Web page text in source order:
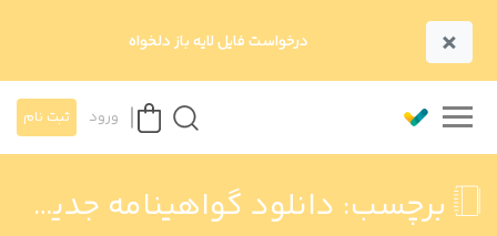
× درخواست فایل لایه باز دلخواه
ورود ثبت نام
برچسب: دانلود گواهینامه جدید ترکیه